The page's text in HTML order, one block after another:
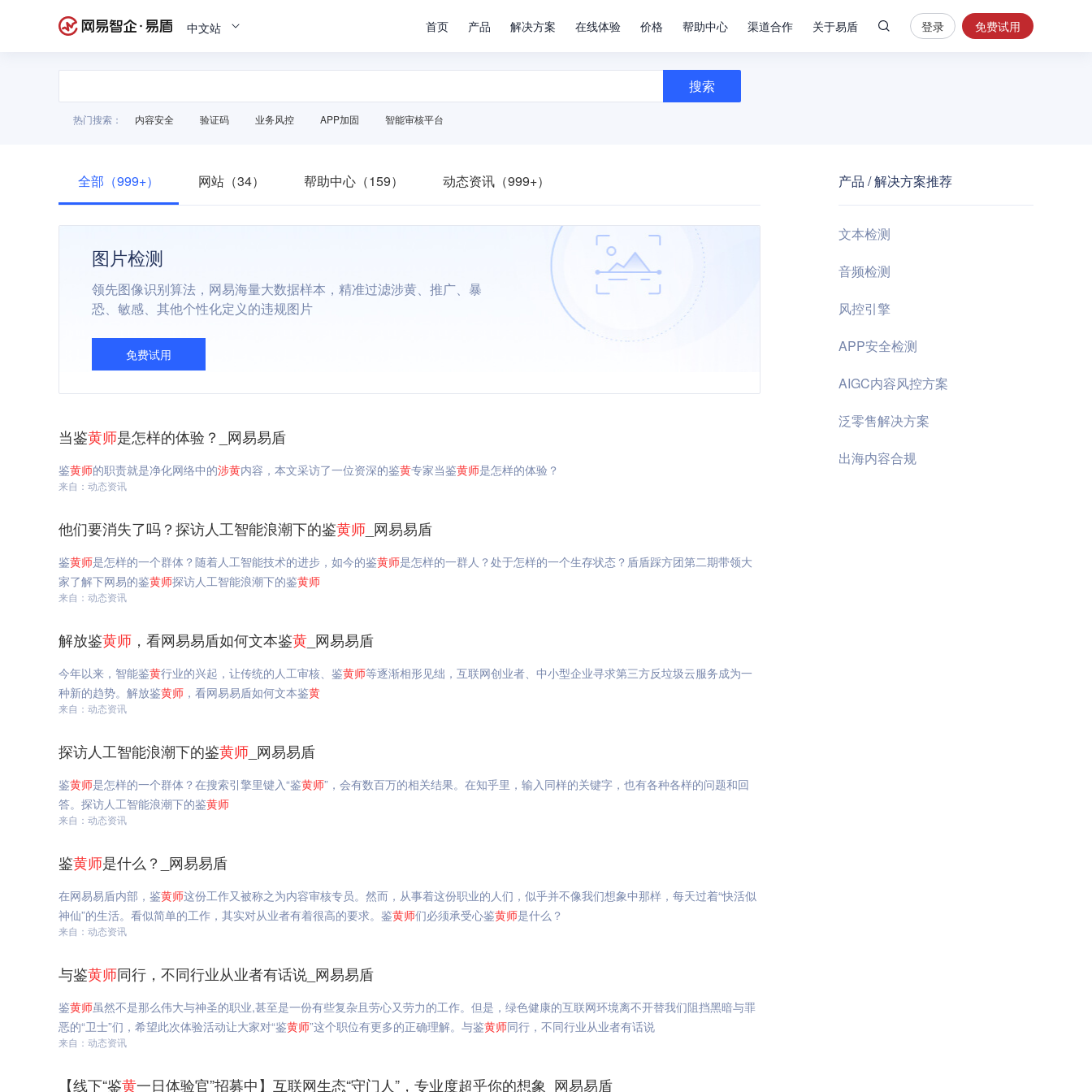
中文站 首页 产品 解决方案 在线体验 价格 帮助中心 渠道合作 关于易盾
安
全
控
登录 免费试用
搜索
热门搜索： 内容安全 验证码 业务风控 APP加固 智能审核平台
全部（999+） 网站（34） 帮助中心（159） 动态资讯（999+）
图片检测
领先图像识别算法，网易海量大数据样本，精准过滤涉黄、推广、暴
恐、敏感、其他个性化定义的违规图片
免费试用
当鉴黄师是怎样的体验？_网易易盾
鉴黄师的职责就是净化网络中的涉黄内容，本文采访了一位资深的鉴黄专家当鉴黄师是怎样的体验？
来自：动态资讯
他们要消失了吗？探访人工智能浪潮下的鉴黄师 _网易易盾
鉴黄师是怎样的一个群体？随着人工智能技术的进步，如今的鉴黄师是怎样的一群人？处于怎样的一个生存状态？盾盾踩方团第二期带领大
家了解下网易的鉴黄师探访人工智能浪潮下的鉴黄师
来自：动态资讯
解放鉴黄师 ，看网易易盾如何文本鉴黄 _网易易盾
今年以来，智能鉴黄行业的兴起，让传统的人工审核、鉴黄师等逐渐相形见绌，互联网创业者、中小型企业寻求第三方反垃圾云服务成为一
种新的趋势。解放鉴黄师 ，看网易易盾如何文本鉴黄
来自：动态资讯
探访人工智能浪潮下的鉴黄师 _网易易盾
鉴黄师是怎样的一个群体？在搜索引擎里键入“鉴黄师”，会有数百万的相关结果。在知乎里，输入同样的关键字，也有各种各样的问题和回
答。探访人工智能浪潮下的鉴黄师
来自：动态资讯
鉴黄师是什么？_网易易盾
在网易易盾内部，鉴黄师这份工作又被称之为内容审核专员。然而，从事着这份职业的人们，似乎并不像我们想象中那样，每天过着“快活似
神仙”的生活。看似简单的工作，其实对从业者有着很高的要求。鉴黄师们必须承受心鉴黄师是什么？
来自：动态资讯
与鉴黄师同行，不同行业从业者有话说_网易易盾
鉴黄师虽然不是那么伟大与神圣的职业,甚至是一份有些复杂且劳心又劳力的工作。但是，绿色健康的互联网环境离不开替我们阻挡黑暗与罪
恶的“卫士”们，希望此次体验活动让大家对“鉴黄师”这个职位有更多的正确理解。与鉴黄师同行，不同行业从业者有话说
来自：动态资讯
【线下“鉴黄一日体验官”招募中】互联网生态“守门人”，专业度超乎你的想象_网易易盾
产品 / 解决方案推荐
文本检测
音频检测
风控引擎
APP安全检测
AIGC内容风控方案
泛零售解决方案
出海内容合规